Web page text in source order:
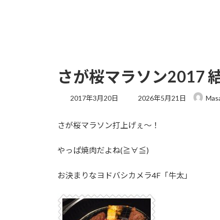
さが桜マラソン2017
2017年3月20日
最
新
時
:
2026年5月21日
さが桜マラソン打上げぇ〜！
やっぱ焼肉だよね(≧∀≦)
お決まりなヨドバシカメラ4F「牛太」